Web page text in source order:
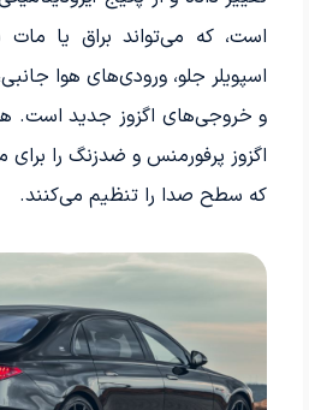
است، که می‌تواند براق یا
اسپویلر جلو، ورودی‌های هوا
و خروجی‌های اگزوز جدید است.
اگزوز پرفورمنس و ضدزنگ را
که سطح صدا را تنظیم می‌کنند.